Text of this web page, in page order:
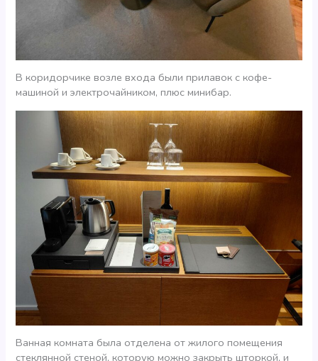
В коридорчике возле входа были прилавок с кофе-
машиной и электрочайником, плюс минибар.
Ванная комната была отделена от жилого помещения
стеклянной стеной, которую можно закрыть шторкой, и